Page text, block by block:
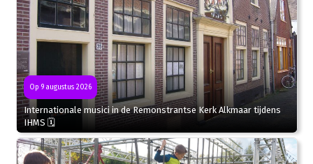
Op 9 augustus 2026
Internationale musici in de Remonstrantse Kerk Alkmaar tijdens
IHMS 🗓